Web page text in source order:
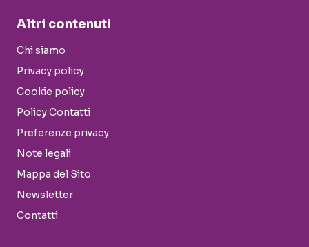
Altri contenuti
Chi siamo
Privacy policy
Cookie policy
Policy Contatti
Preferenze privacy
Note legali
Mappa del Sito
Newsletter
Contatti